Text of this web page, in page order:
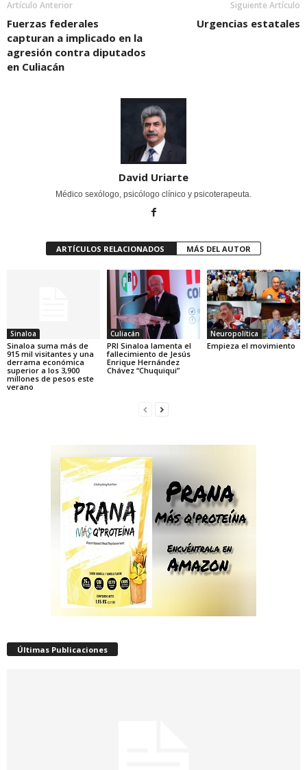
Artículo Anterior
Fuerzas federales
capturan a implicado en la
agresión contra diputados
en Culiacán
Siguiente Artículo
Urgencias estatales
David Uriarte
Médico sexólogo, psicólogo clínico y psicoterapeuta.
ARTÍCULOS RELACIONADOS MÁS DEL AUTOR
Sinaloa
Sinaloa suma más de
915 mil visitantes y una
derrama económica
superior a los 3,900
millones de pesos este
verano
Culiacán
PRI Sinaloa lamenta el
fallecimiento de Jesús
Enrique Hernández
Chávez “Chuquiqui”
Neuropolítica
Empieza el movimiento
Últimas Publicaciones